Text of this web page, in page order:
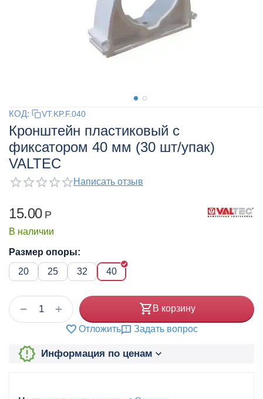
КОД: VT.KP.F.040
Кронштейн пластиковый c
фиксатором 40 мм (30 шт/упак)
VALTEC
Написать отзыв
15.00 Р
В наличии
Размер опоры:
20
25 32 40
+
− В корзину
Отложить Задать вопрос
Информация по ценам